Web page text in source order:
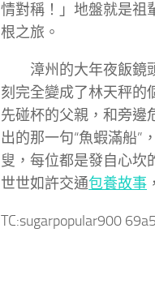
情對稱！」地盤就是祖
根之旅。
漳州的大年夜飯鏡
刻完全變成了林天秤的
先碰杯的父親，和旁邊
出的那一句“魚蝦滿船”
叟，每位都是發自心坎
世世如許交通包養故事
TC:sugarpopular900